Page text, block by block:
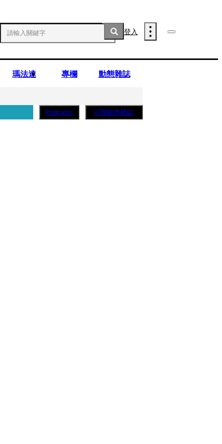
登入
瑪法達 專欄 動態雜誌
Podcasts 訂閱紙本雜誌